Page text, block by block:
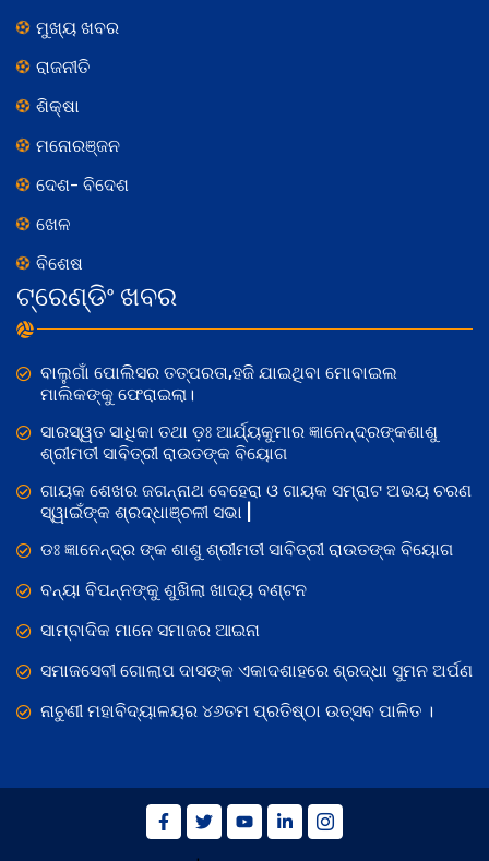
ମୁଖ୍ୟ ଖବର
ରାଜନୀତି
ଶିକ୍ଷା
ମନୋରଞ୍ଜନ
ଦେଶ- ବିଦେଶ
ଖେଳ
ବିଶେଷ
ଟ୍ରେଣ୍ଡିଂ ଖବର
ବାଲୁଗାଁ ପୋଲିସର ତତ୍‌ପରତା,ହଜି ଯାଇଥିବା ମୋବାଇଲ
ମାଲିକଙ୍କୁ ଫେରାଇଲା।
ସାରସ୍ୱତ ସାଧିକା ତଥା ଡ଼ଃ ଆର୍ଯ୍ୟକୁମାର ଜ୍ଞାନେନ୍ଦ୍ରଙ୍କଶାଶୁ
ଶ୍ରୀମତୀ ସାବିତ୍ରୀ ରାଉତଙ୍କ ବିୟୋଗ
ଗାୟକ ଶେଖର ଜଗନ୍ନାଥ ବେହେରା ଓ ଗାୟକ ସମ୍ରାଟ ଅଭୟ ଚରଣ
ସ୍ୱାଇଁଙ୍କ ଶ୍ରଦ୍ଧାଞ୍ଚଳୀ ସଭା |
ଡଃ ଜ୍ଞାନେନ୍ଦ୍ର ଙ୍କ ଶାଶୁ ଶ୍ରୀମତୀ ସାବିତ୍ରୀ ରାଉତଙ୍କ ବିୟୋଗ
ବନ୍ୟା ବିପନ୍ନଙ୍କୁ ଶୁଖିଲା ଖାଦ୍ୟ ବଣ୍ଟନ
ସାମ୍ବାଦିକ ମାନେ ସମାଜର ଆଇନା
ସମାଜସେବୀ ଗୋଲାପ ଦାସଙ୍କ ଏକାଦଶାହରେ ଶ୍ରଦ୍ଧା ସୁମନ ଅର୍ପଣ
ନାଚୁଣୀ ମହାବିଦ୍ୟାଳୟର ୪୬ତମ ପ୍ରତିଷ୍ଠା ଉତ୍ସବ ପାଳିତ ।